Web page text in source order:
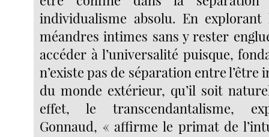
individualisme absolu. En
méandres intimes sans y rester
accéder à l’universalité puisque,
n’existe pas de séparation entre
du monde extérieur, qu’il soit
effet, le transcendantalisme,
Gonnaud, « affirme le primat de